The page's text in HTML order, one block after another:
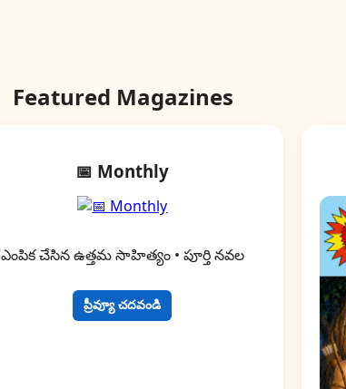
Featured Magazines
📅 Monthly
ఎంపిక చేసిన ఉత్తమ సాహిత్యం • పూర్తి నవల
ప్రీవ్యూ చదవండి